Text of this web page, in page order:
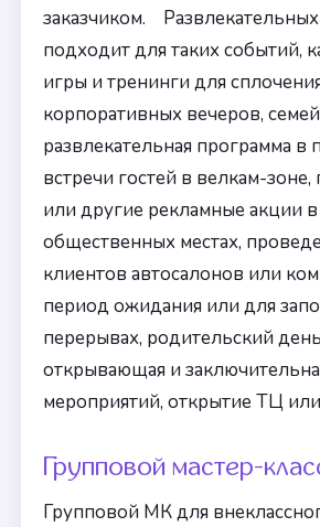
заказчиком.
подходит для таких событий,
игры и тренинги для
корпоративных вечеров,
развлекательная программа в
встречи гостей в велкам-
или другие рекламные акции в
общественных местах,
клиентов автосалонов или
период ожидания или для
перерывах, родительский
открывающая и
мероприятий, открытие ТЦ или
Групповой мастер-
Групповой МК для